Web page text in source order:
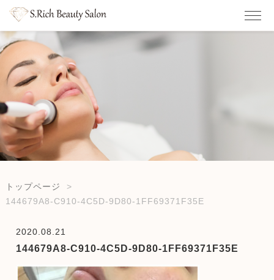
トップページ
144679A8-C910-4C5D-9D80-1FF69371F35E
2020.08.21
144679A8-C910-4C5D-9D80-1FF69371F35E